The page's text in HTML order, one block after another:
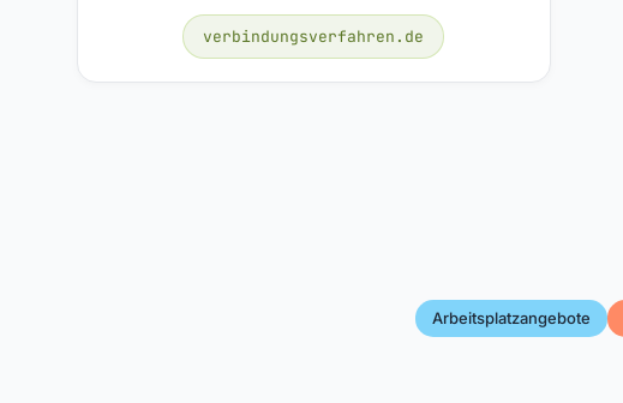
verbindungsverfahren.de
Arbeitsplatzangebote